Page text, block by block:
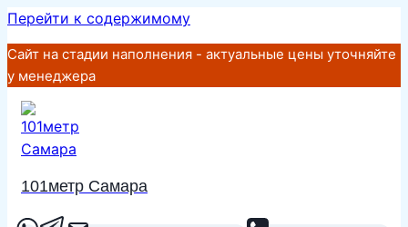
Перейти к содержимому
Сайт на стадии наполнения - актуальные цены уточняйте
у менеджера
101метр Самара